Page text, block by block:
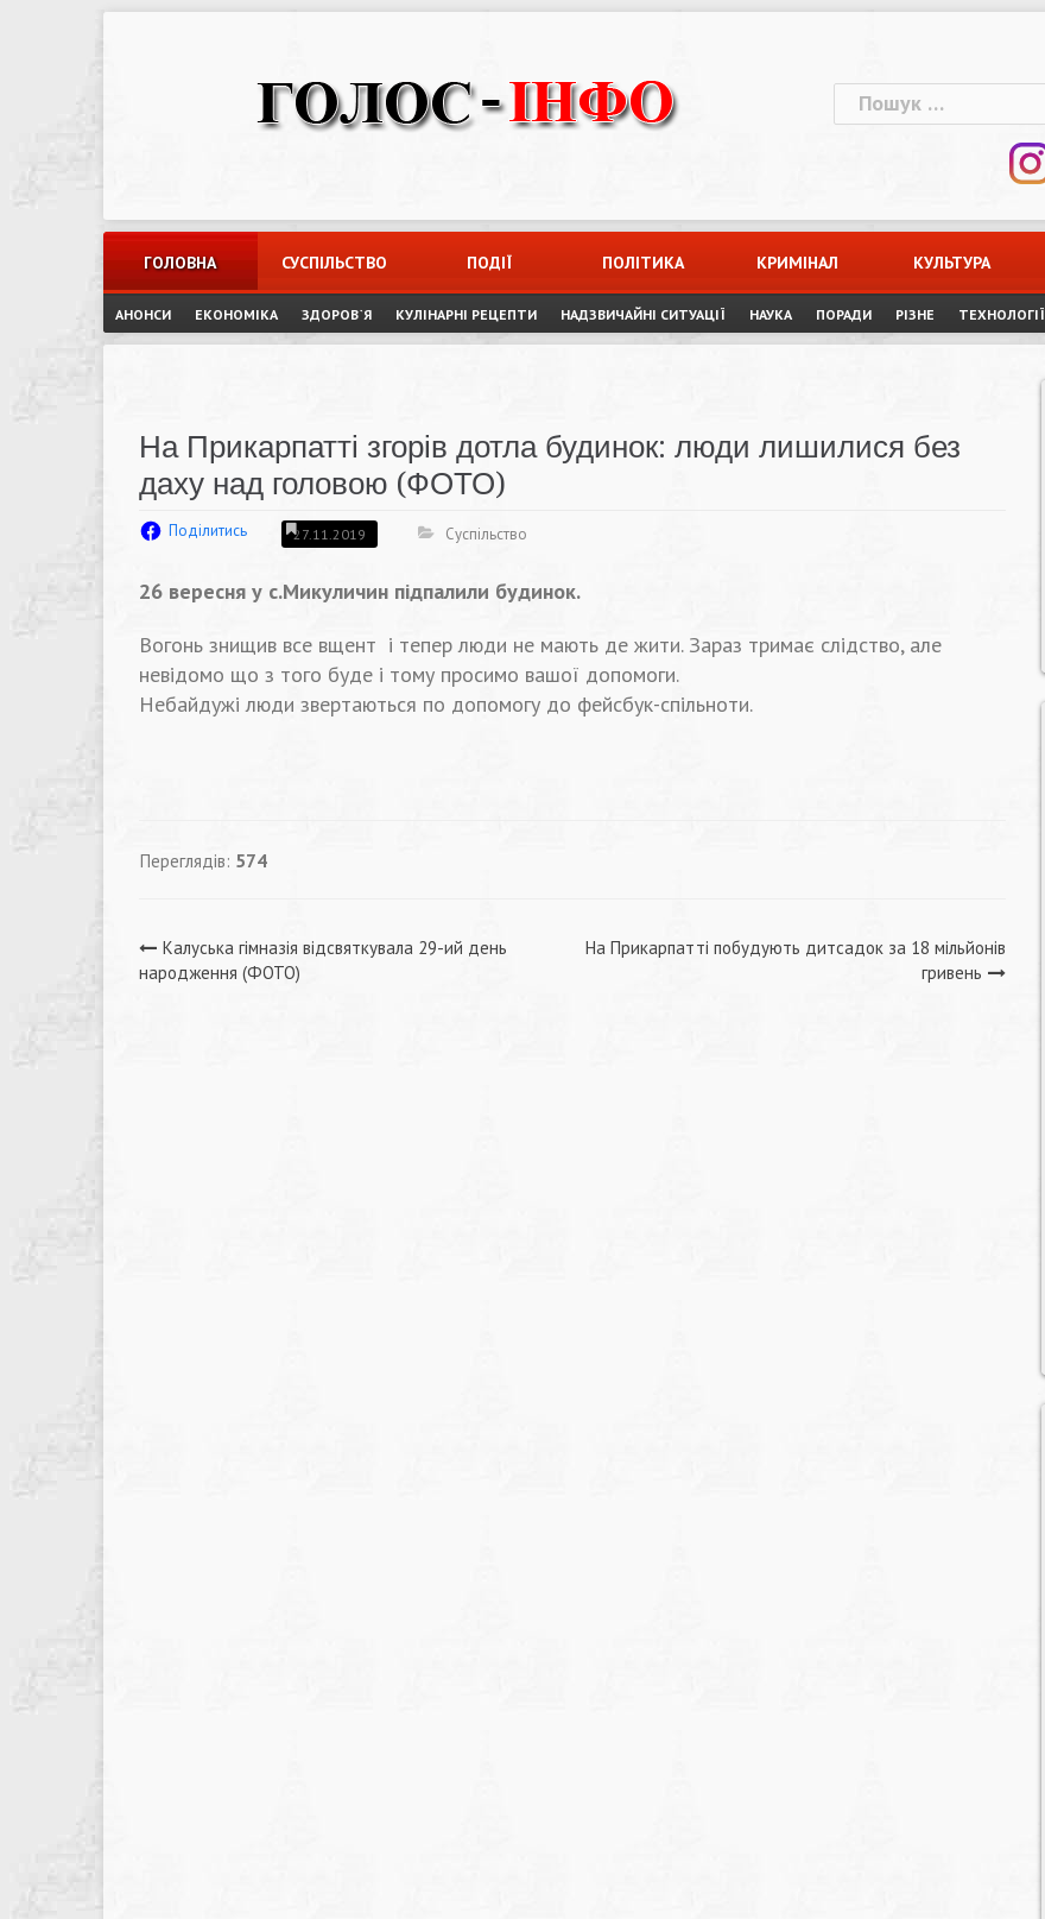
Пошук:
ГОЛОВНА СУСПІЛЬСТВО ПОДІЇ ПОЛІТИКА КРИМІНАЛ КУЛЬТУРА
АНОНСИ ЕКОНОМІКА ЗДОРОВ`Я КУЛІНАРНІ РЕЦЕПТИ НАДЗВИЧАЙНІ СИТУАЦІЇ НАУКА ПОРАДИ РІЗНЕ ТЕХНОЛОГІЇ
На Прикарпатті згорів дотла будинок: люди лишилися без
даху над головою (ФОТО)
Поділитись 27.11.2019 Суспільство
26 вересня у с.Микуличин підпалили будинок.
Вогонь знищив все вщент і тепер люди не мають де жити. Зараз тримає слідство, але
невідомо що з того буде і тому просимо вашої допомоги.
Небайдужі люди звертаються по допомогу до фейсбук-спільноти.
Переглядів: 574
Навігація
Калуська гімназія відсвяткувала 29-ий день
народження (ФОТО)
На Прикарпатті побудують дитсадок за 18 мільйонів
гривень